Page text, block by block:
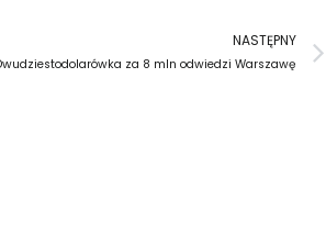
NASTĘPNY
za 8 mln odwiedzi Warszawę